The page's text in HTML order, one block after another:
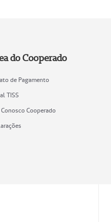
do Cooperado
de Pagamento
TISS
Conosco Cooperado